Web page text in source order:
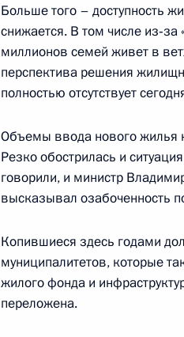
Государственного совета
власти субъектов
жилищно-коммунального
жилья, в том числе для
Вступительное слово на
совета «О работе органов
коммунального хозяйства
в том числе для
19 января 2007 года, 23:00
Больше того – доступность
снижается. В том числе
миллионов семей живет в
перспектива решения
полностью отсутствует
Объемы ввода нового жилья
Резко обострилась и
говорили, и министр
высказывал озабоченность
Копившиеся здесь годами
муниципалитетов, которые
жилого фонда и
переложена.